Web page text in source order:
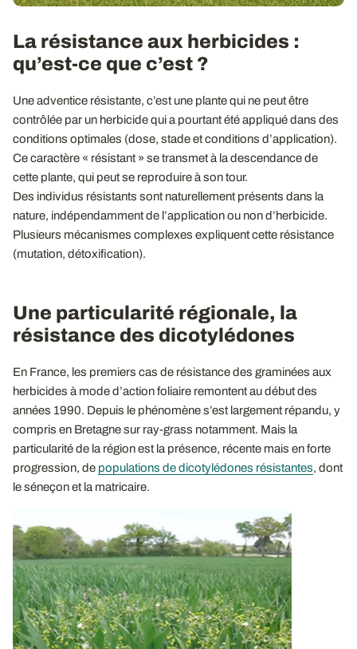
La résistance aux herbicides :
qu’est-ce que c’est ?
Une adventice résistante, c’est une plante qui ne peut être
contrôlée par un herbicide qui a pourtant été appliqué dans des
conditions optimales (dose, stade et conditions d’application).
Ce caractère « résistant » se transmet à la descendance de
cette plante, qui peut se reproduire à son tour.
Des individus résistants sont naturellement présents dans la
nature, indépendamment de l’application ou non d’herbicide.
Plusieurs mécanismes complexes expliquent cette résistance
(mutation, détoxification).
Une particularité régionale, la
résistance des dicotylédones
En France, les premiers cas de résistance des graminées aux
herbicides à mode d’action foliaire remontent au début des
années 1990. Depuis le phénomène s’est largement répandu, y
compris en Bretagne sur ray-grass notamment. Mais la
particularité de la région est la présence, récente mais en forte
progression, de populations de dicotylédones résistantes, dont
le séneçon et la matricaire.